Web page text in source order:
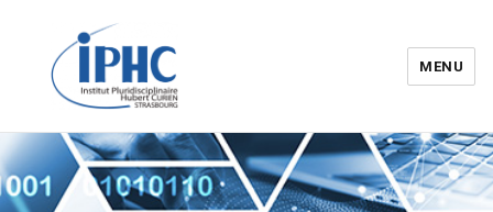
Institut pluridisciplinaire Hubert
Curien – IPHC
MENU